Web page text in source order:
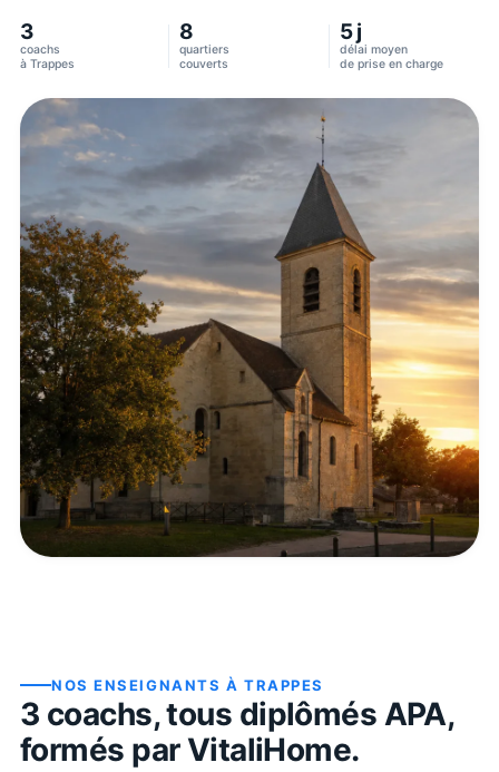
3
coachs
à Trappes
8
quartiers
couverts
5 j
délai moyen
de prise en charge
NOS ENSEIGNANTS ÀTRAPPES
3 coachs, tous diplômés APA,
formés par VitaliHome.